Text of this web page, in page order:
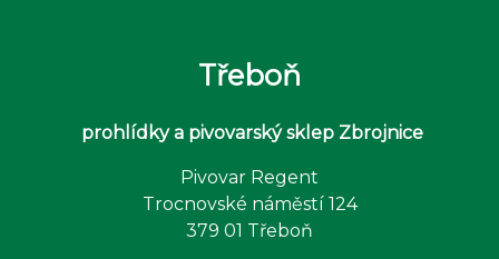
Třeboň
prohlídky a pivovarský sklep Zbrojnice
Pivovar Regent
Trocnovské náměstí 124
379 01 Třeboň